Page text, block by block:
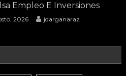
Empleo E Inversiones
2026 jdarganaraz